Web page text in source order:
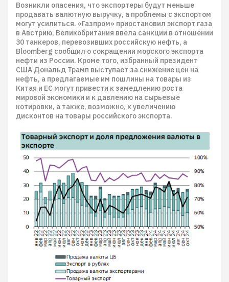
Возникли опасения, что экспортеры будут меньше
продавать валютную выручку, а проблемы с экспортом
могут усилиться. «Газпром» приостановил экспорт газа
в Австрию, Великобритания ввела санкции в отношении
30 танкеров, перевозивших российскую нефть, а
Bloomberg сообщил о сокращении морского экспорта
нефти из России. Кроме того, избранный президент
США Дональд Трамп выступает за снижение цен на
нефть, а предлагаемые им пошлины на товары из
Китая и ЕС могут привести к замедлению роста
мировой экономики и к давлению на сырьевые
котировки, а также, возможно, к увеличению
дисконтов на товары российского экспорта.